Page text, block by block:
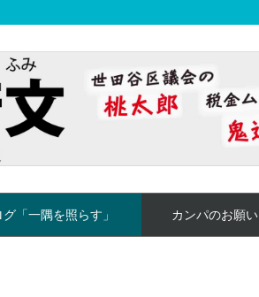
グ「一隅を照らす」 カンパのお願い